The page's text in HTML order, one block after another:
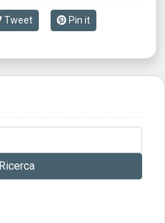
Tweet Pin it
Ricerca